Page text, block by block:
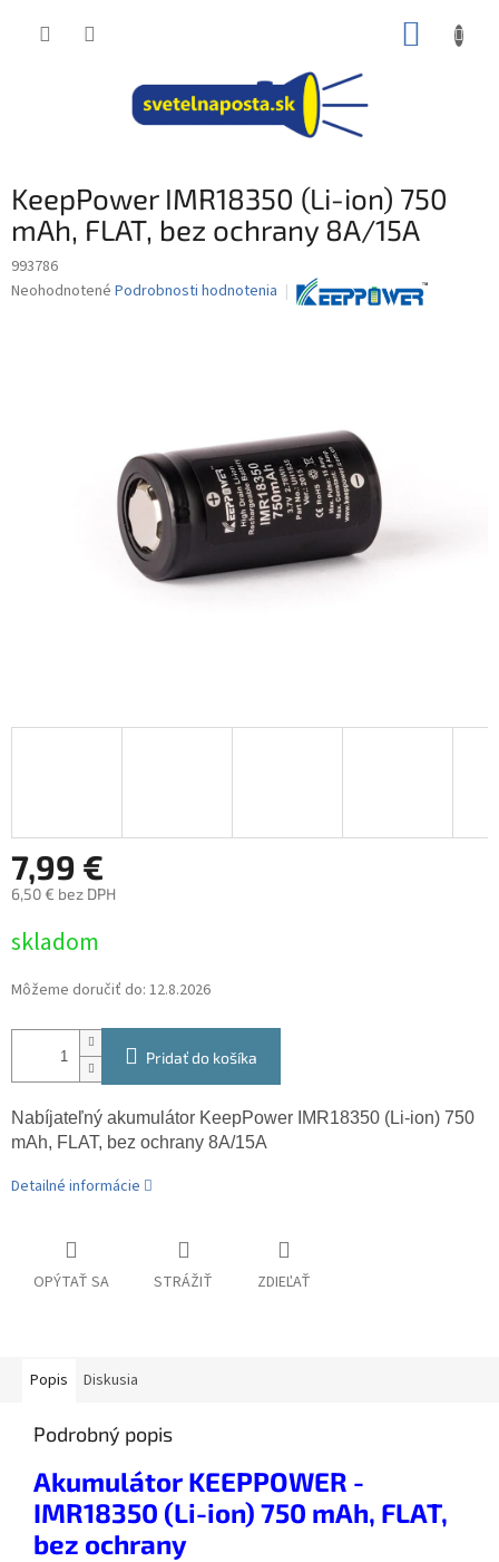
KeepPower IMR18350 (Li-ion) 750
mAh, FLAT, bez ochrany 8A/15A
993786
Priemerné
Neohodnotené Podrobnosti hodnotenia
7,99 €
6,50 € bez DPH
cena:
skladom
Môžeme doručiť do: 12.8.2026
Pridať do košíka
Nabíjateľný akumulátor KeepPower IMR18350 (Li-ion) 750
mAh, FLAT, bez ochrany 8A/15A
Detailné informácie
OPÝTAŤ SA STRÁŽIŤ ZDIEĽAŤ
Popis Diskusia
Podrobný popis
Akumulátor KEEPPOWER -
IMR18350 (Li-ion) 750 mAh, FLAT,
bez ochrany